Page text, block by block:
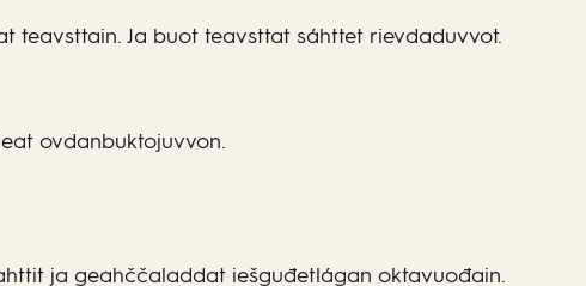
teavsttain. Ja buot teavsttat sáhttet rievdaduvvot.
ovdanbuktojuvvon.
ja geahččaladdat iešguđetlágan oktavuođain.